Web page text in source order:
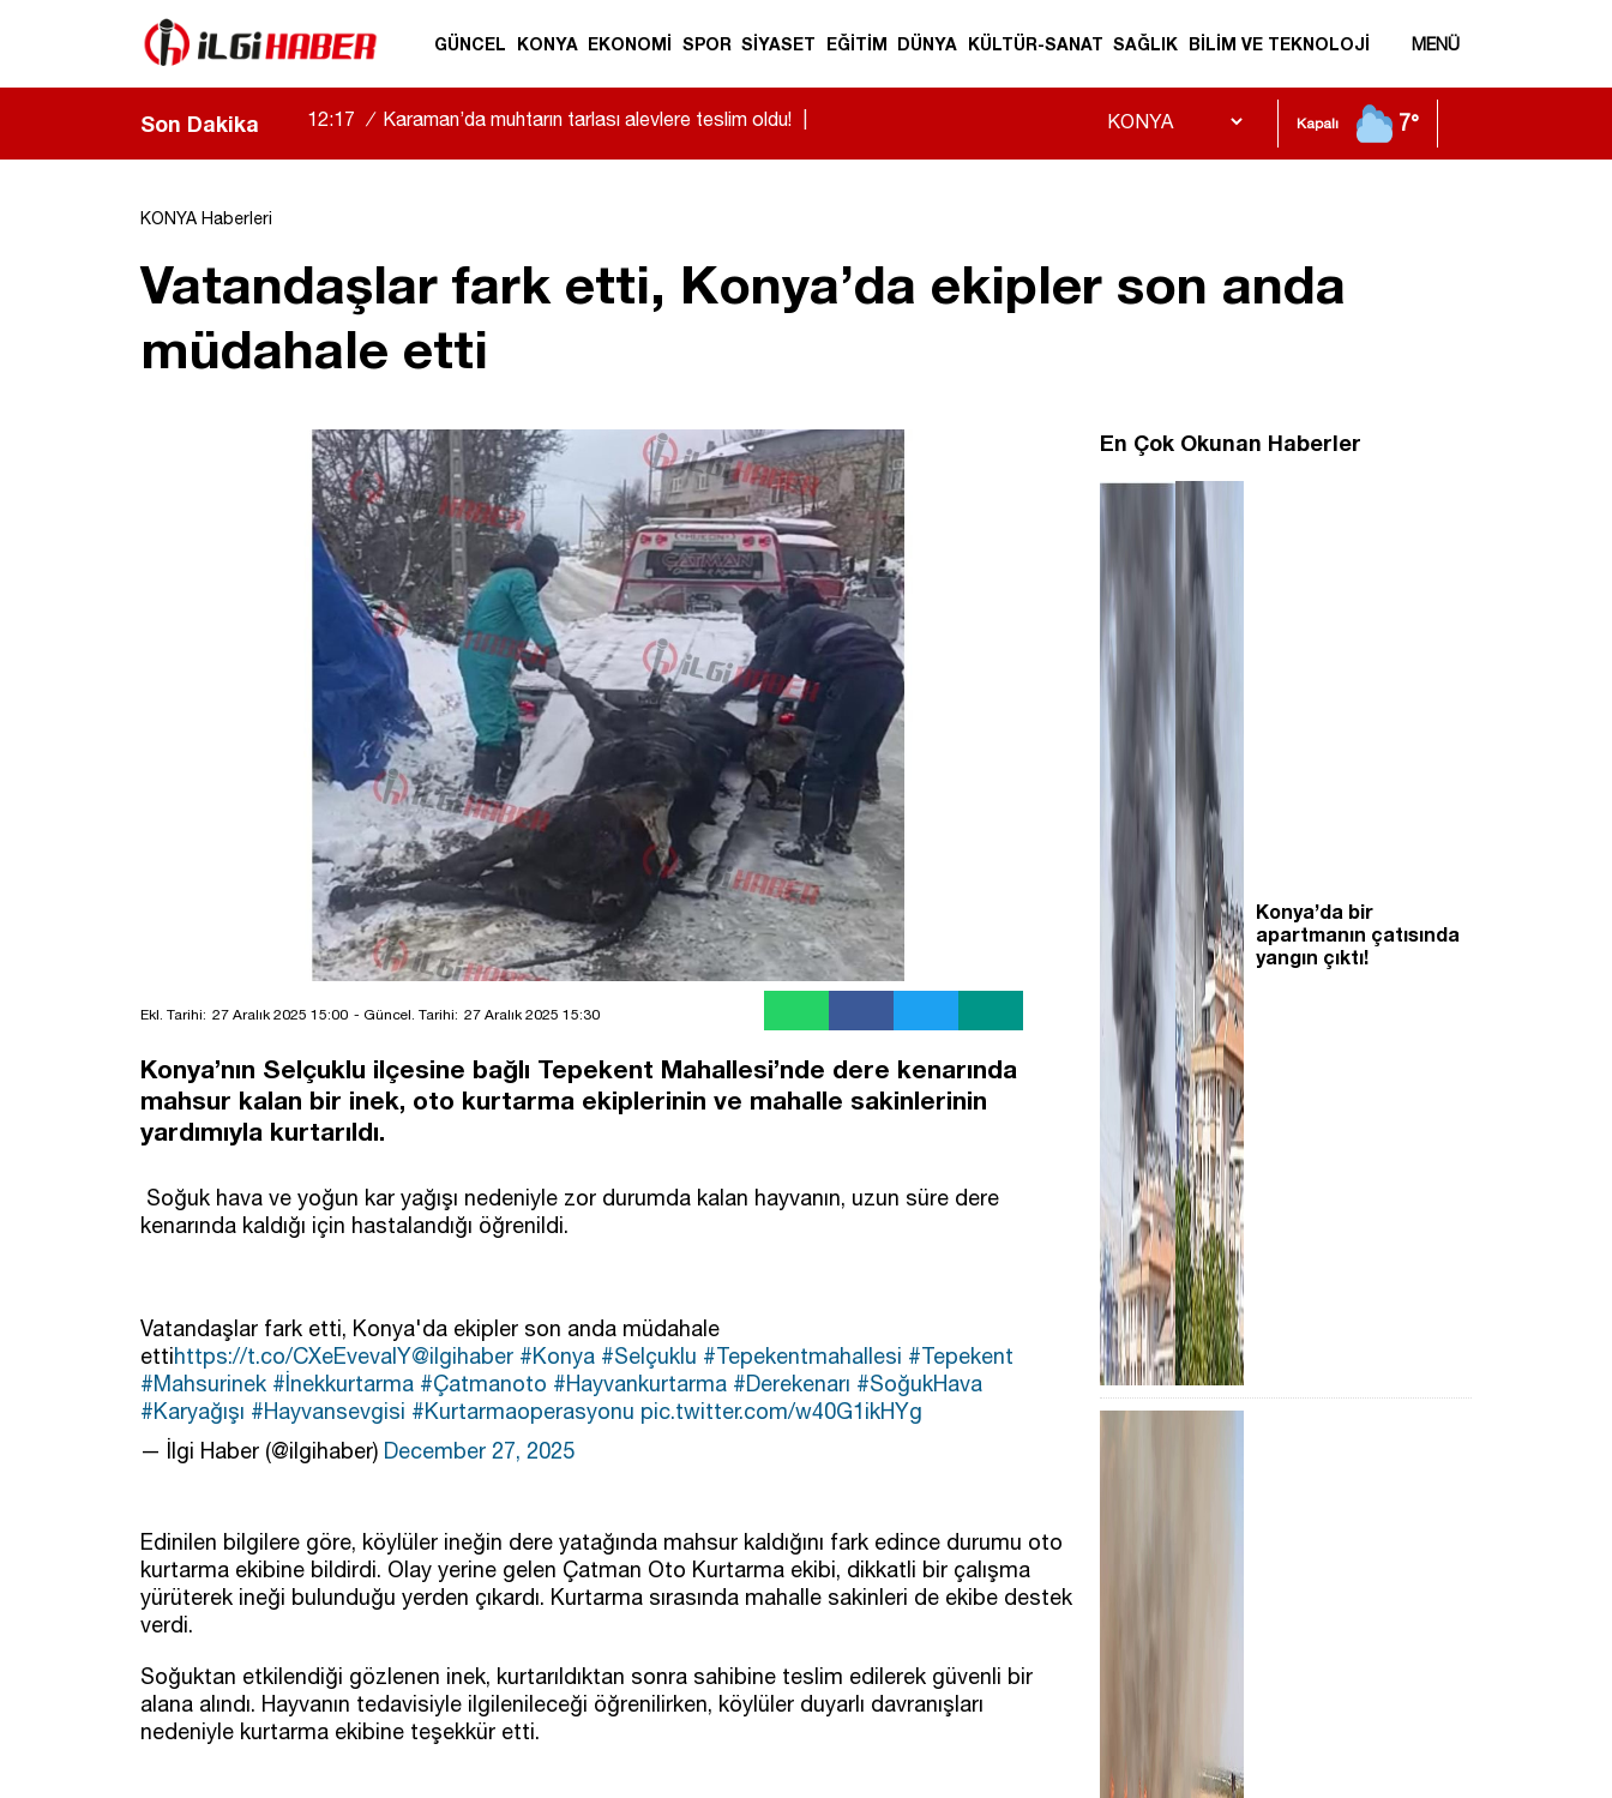
GÜNCEL KONYA EKONOMİ SPOR SİYASET EĞİTİM DÜNYA KÜLTÜR-SANAT SAĞLIK BİLİM VE TEKNOLOJİ MENÜ
Son Dakika 12:17 / Karaman’da muhtarın tarlası alevlere teslim oldu! Kapalı 7°
KONYA Haberleri
Vatandaşlar fark etti, Konya’da ekipler son anda
müdahale etti
Ekl. Tarihi: 27 Aralık 2025 15:00 - Güncel. Tarihi: 27 Aralık 2025 15:30
Konya’nın Selçuklu ilçesine bağlı Tepekent Mahallesi’nde dere kenarında
mahsur kalan bir inek, oto kurtarma ekiplerinin ve mahalle sakinlerinin
yardımıyla kurtarıldı.
Soğuk hava ve yoğun kar yağışı nedeniyle zor durumda kalan hayvanın, uzun süre dere
kenarında kaldığı için hastalandığı öğrenildi.
Vatandaşlar fark etti, Konya'da ekipler son anda müdahale
ettihttps://t.co/CXeEvevalY@ilgihaber #Konya #Selçuklu #Tepekentmahallesi #Tepekent
#Mahsurinek #İnekkurtarma #Çatmanoto #Hayvankurtarma #Derekenarı #SoğukHava
#Karyağışı #Hayvansevgisi #Kurtarmaoperasyonu pic.twitter.com/w40G1ikHYg
— İlgi Haber (@ilgihaber) December 27, 2025
Edinilen bilgilere göre, köylüler ineğin dere yatağında mahsur kaldığını fark edince durumu oto
kurtarma ekibine bildirdi. Olay yerine gelen Çatman Oto Kurtarma ekibi, dikkatli bir çalışma
yürüterek ineği bulunduğu yerden çıkardı. Kurtarma sırasında mahalle sakinleri de ekibe destek
verdi.
Soğuktan etkilendiği gözlenen inek, kurtarıldıktan sonra sahibine teslim edilerek güvenli bir
alana alındı. Hayvanın tedavisiyle ilgilenileceği öğrenilirken, köylüler duyarlı davranışları
nedeniyle kurtarma ekibine teşekkür etti.
En Çok Okunan Haberler
Konya’da bir
apartmanın çatısında
yangın çıktı!